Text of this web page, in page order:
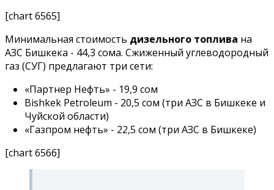
[chart 6565]
Минимальная стоимость дизельного топлива на
АЗС Бишкека - 44,3 сома. Сжиженный углеводородный
газ (СУГ) предлагают три сети:
«Партнер Нефть» - 19,9 сом
Bishkek Petroleum - 20,5 сом (три АЗС в Бишкеке и
Чуйской области)
«Газпром нефть» - 22,5 сом (три АЗС в Бишкеке)
[chart 6566]